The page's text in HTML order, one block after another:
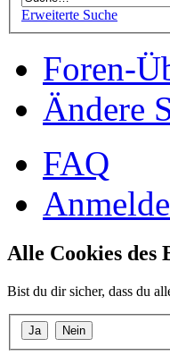
Erweiterte Suche
Foren-
Ändere
FAQ
Alle Cookies des
Bist du dir sicher, dass du